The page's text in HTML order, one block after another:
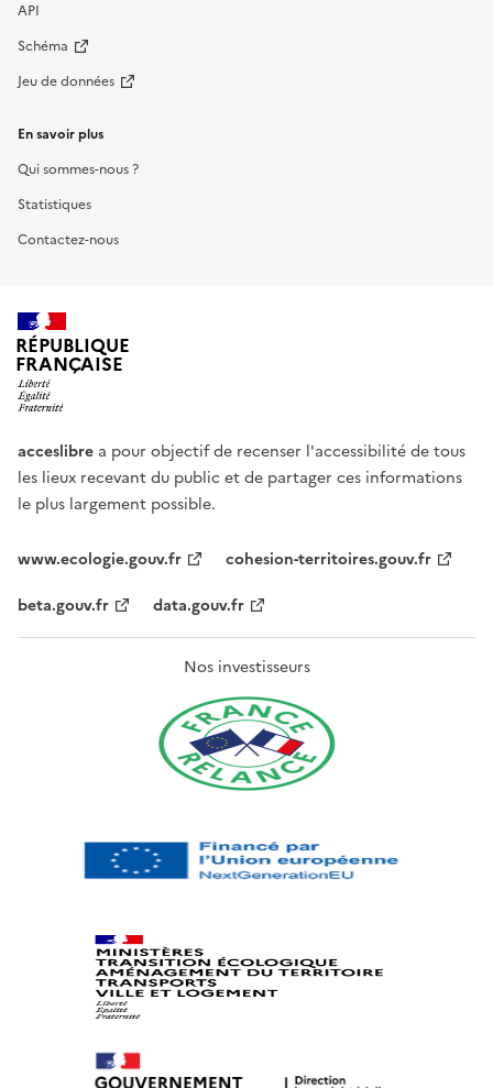
API
Schéma
Jeu de données
En savoir plus
Qui sommes-nous ?
Statistiques
Contactez-nous
RÉPUBLIQUE
FRANÇAISE
acceslibre a pour objectif de recenser l'accessibilité de tous
les lieux recevant du public et de partager ces informations
le plus largement possible.
www.ecologie.gouv.fr
cohesion-territoires.gouv.fr
beta.gouv.fr
data.gouv.fr
Nos investisseurs